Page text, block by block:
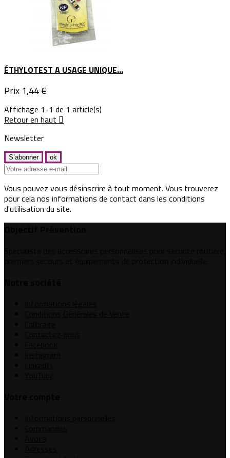
ÉTHYLOTEST A USAGE UNIQUE...
Prix 1,44 €
Affichage 1-1 de 1 article(s)
Retour en haut 
Newsletter
Vous pouvez vous désinscrire à tout moment. Vous trouverez
pour cela nos informations de contact dans les conditions
d'utilisation du site.